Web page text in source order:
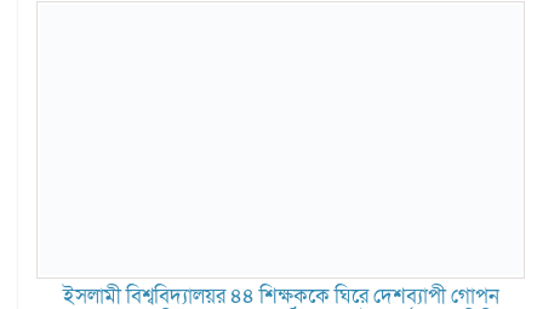
ইসলামী বিশ্ববিদ্যালয়র ৪৪ শিক্ষককে ঘিরে দেশব্যাপী গোপন